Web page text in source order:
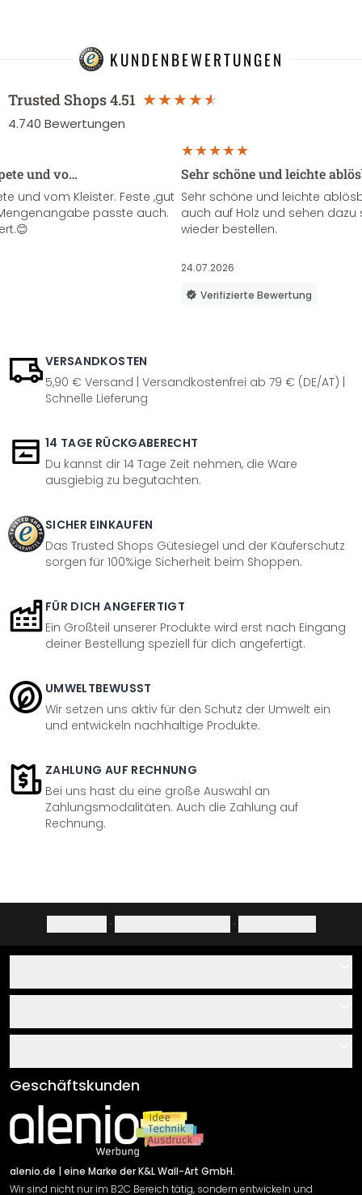
KUNDENBEWERTUNGEN
Trusted Shops4.51
4.740 Bewertungen
und vo…
und vom Kleister. Feste ,gut
passte auch.
Sehr schöne und leichte
Sehr schöne und leichte
auch auf Holz und sehen
wieder bestellen.
24.07.2026
Verifizierte Bewertung
VERSANDKOSTEN
5,90 € Versand | Versandkostenfrei ab 79 € (DE/AT) |
Schnelle Lieferung
14 TAGE RÜCKGABERECHT
Du kannst dir 14 Tage Zeit nehmen, die Ware
ausgiebig zu begutachten.
SICHER EINKAUFEN
Das Trusted Shops Gütesiegel und der Käuferschutz
sorgen für 100%ige Sicherheit beim Shoppen.
FÜR DICH ANGEFERTIGT
Ein Großteil unserer Produkte wird erst nach Eingang
deiner Bestellung speziell für dich angefertigt.
UMWELTBEWUSST
Wir setzen uns aktiv für den Schutz der Umwelt ein
und entwickeln nachhaltige Produkte.
ZAHLUNG AUF RECHNUNG
Bei uns hast du eine große Auswahl an
Zahlungsmodalitäten. Auch die Zahlung auf
Rechnung.
· ·
Über uns
Klebe- und Montageanleitungen
Newsletter An-/Abmeldung
Sendungsverfolgung
AGB
Impressum
Versand & Zahlung
Rücksendung
Widerrufsrecht
Geschäftskunden
alenio.de | eine Marke der K&L Wall-Art GmbH.
Wir sind nicht nur im B2C Bereich tätig, sondern entwickeln und